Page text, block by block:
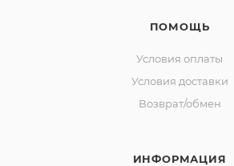
ПОМОЩЬ
Условия оплаты
Условия доставки
Возврат/обмен
ИНФОРМАЦИЯ